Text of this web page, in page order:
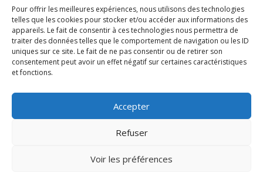
Pour offrir les meilleures expériences, nous utilisons des technologies
telles que les cookies pour stocker et/ou accéder aux informations des
appareils. Le fait de consentir à ces technologies nous permettra de
traiter des données telles que le comportement de navigation ou les ID
uniques sur ce site. Le fait de ne pas consentir ou de retirer son
consentement peut avoir un effet négatif sur certaines caractéristiques
et fonctions.
Accepter
Refuser
Voir les préférences